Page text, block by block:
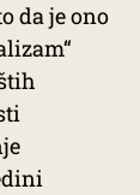
da je ono